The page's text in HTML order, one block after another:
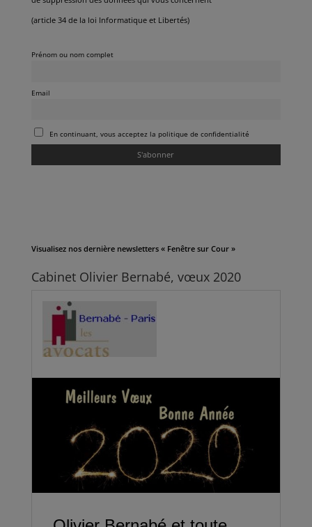
(article 34 de la loi Informatique et Libertés)
Prénom ou nom complet
Email
En continuant, vous acceptez la politique de confidentialité
Visualisez nos dernière newsletters « Fenêtre sur Cour »
Cabinet Olivier Bernabé, vœux 2020